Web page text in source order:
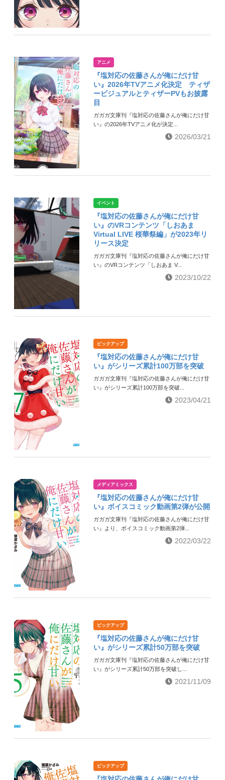
アニメ
『塩対応の佐藤さんが俺にだけ甘
い』2026年TVアニメ化決定 ティザ
ービジュアルとティザーPVもお披露
目
ガガガ文庫刊『塩対応の佐藤さんが俺にだけ甘
い』の2026年TVアニメ化が決定...
2026/03/21
イベント
『塩対応の佐藤さんが俺にだけ甘
い』のVRコンテンツ「しおあま
Virtual LIVE 桜華祭編」が2023年リ
リース決定
ガガガ文庫刊『塩対応の佐藤さんが俺にだけ甘
い』のVRコンテンツ「しおあま V...
2023/10/22
ピックアップ
『塩対応の佐藤さんが俺にだけ甘
い』がシリーズ累計100万部を突破
ガガガ文庫刊『塩対応の佐藤さんが俺にだけ甘
い』がシリーズ累計100万部を突破...
2023/04/21
メディアミックス
『塩対応の佐藤さんが俺にだけ甘
い』ボイスコミック動画第2弾が公開
ガガガ文庫刊『塩対応の佐藤さんが俺にだけ甘
い』より、ボイスコミック動画第2弾...
2022/03/22
ピックアップ
『塩対応の佐藤さんが俺にだけ甘
い』がシリーズ累計50万部を突破
ガガガ文庫刊『塩対応の佐藤さんが俺にだけ甘
い』がシリーズ累計50万部を突破し...
2021/11/09
ピックアップ